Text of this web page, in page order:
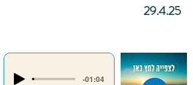
29.4.25
-01:04